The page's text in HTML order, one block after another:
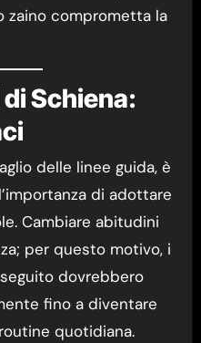
zaino comprometta la
Schiena:
delle linee guida, è
di adottare
Cambiare abitudini
per questo motivo, i
dovrebbero
fino a diventare
quotidiana.